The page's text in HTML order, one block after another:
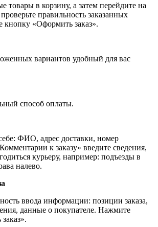
товары в корзину, а затем перейдите на
правильность заказанных
«Оформить заказ».
вариантов удобный для вас
способ оплаты.
ФИО, адрес доставки, номер
к заказу» введите сведения,
курьеру, например: подъезды в
налево.
ввода информации: позиции заказа,
данные о покупателе. Нажмите